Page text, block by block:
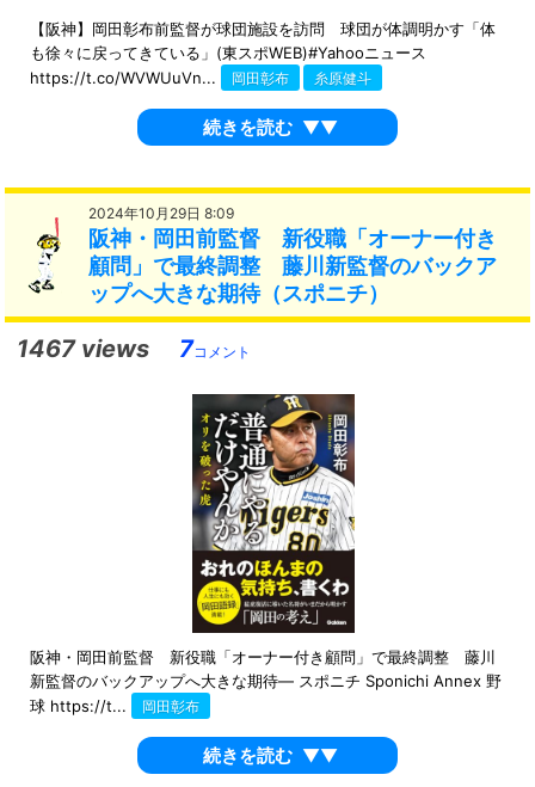
【阪神】岡田彰布前監督が球団施設を訪問 球団が体調明かす「体
も徐々に戻ってきている」(東スポWEB)#Yahooニュース
https://t.co/WVWUuVn...
岡田彰布 糸原健斗
続きを読む ▼▼
2024年10月29日 8:09
阪神・岡田前監督 新役職「オーナー付き
顧問」で最終調整 藤川新監督のバックア
ップへ大きな期待（スポニチ）
1467 views 7コメント
阪神・岡田前監督 新役職「オーナー付き顧問」で最終調整 藤川
新監督のバックアップへ大きな期待― スポニチ Sponichi Annex 野
球 https://t...
岡田彰布
続きを読む ▼▼